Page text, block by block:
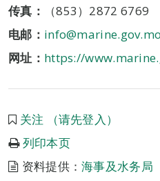
传真：
（853）2872 6769
电邮： info@marine.gov.mo
网址： https://
关注 （请先登入）
列印本页
资料提供：海事及水务局